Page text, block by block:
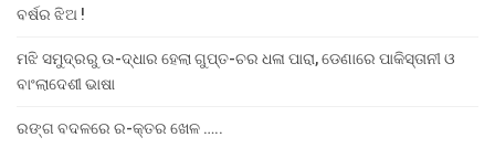
ବର୍ଷର ଝିଅ !
ମଝି ସମୁଦ୍ରରୁ ଉ-ଦ୍ଧାର ହେଲା ଗୁପ୍ତ-ଚର ଧଳା ପାରା, ଡେଣାରେ ପାକିସ୍ତାନୀ ଓ
ବାଂଲାଦେଶୀ ଭାଷା
ରଙ୍ଗ ବଦଳରେ ର-କ୍ତର ଖେଳ …..